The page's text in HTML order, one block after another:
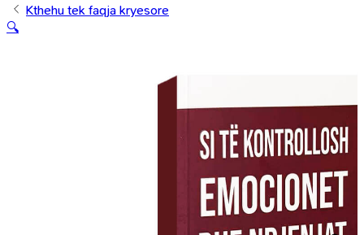
Kthehu tek faqja kryesore
🔍